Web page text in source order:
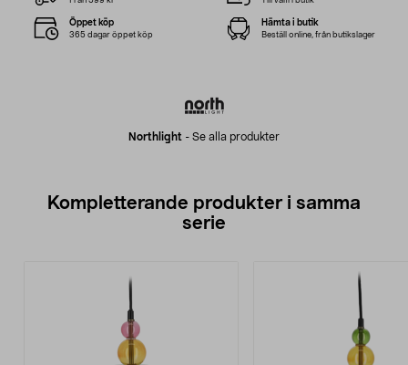
Northlight - Se alla produkter
Öppet köp
365 dagar öppet köp
Hämta i butik
Beställ online, från butikslager
Kompletterande produkter i samma
serie